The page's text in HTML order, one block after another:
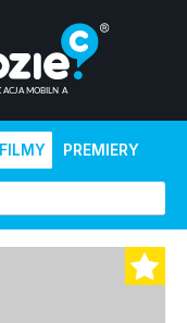
FILMY PREMIERY